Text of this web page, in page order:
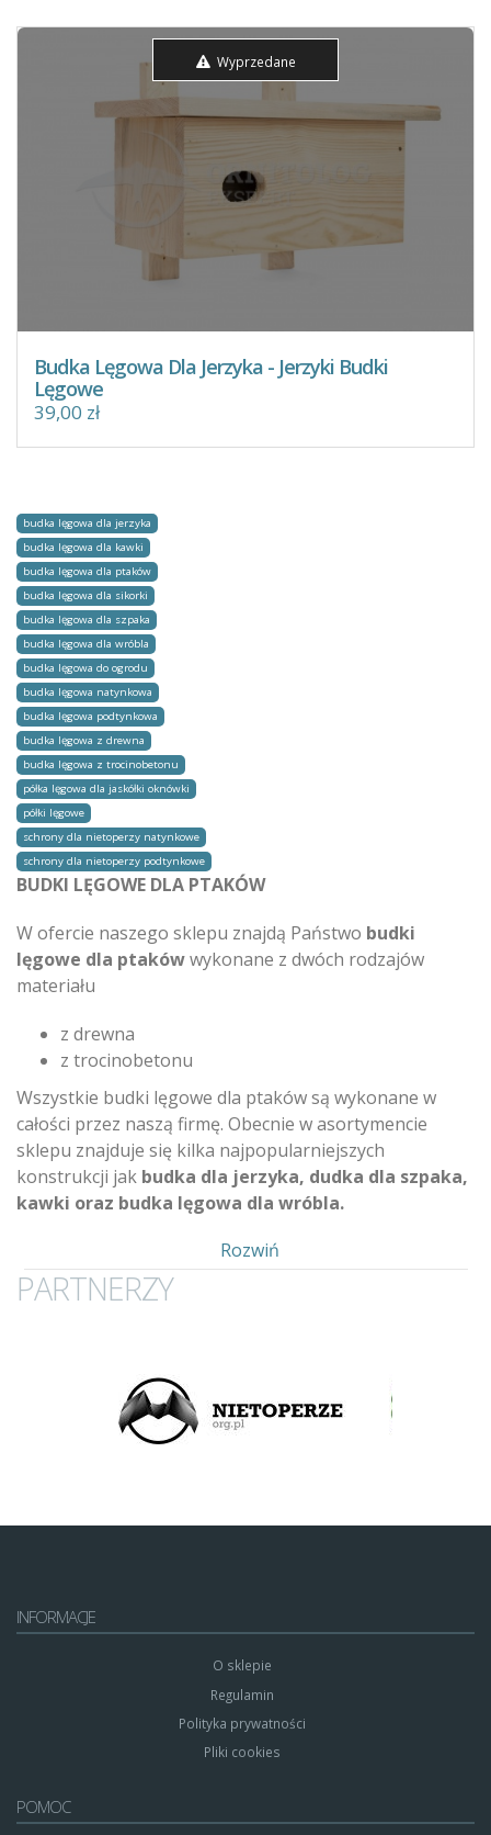
Wyprzedane
Budka Lęgowa Dla Jerzyka - Jerzyki Budki
Lęgowe
39,00 zł
budka lęgowa dla jerzyka
budka lęgowa dla kawki
budka lęgowa dla ptaków
budka lęgowa dla sikorki
budka lęgowa dla szpaka
budka lęgowa dla wróbla
budka lęgowa do ogrodu
budka lęgowa natynkowa
budka lęgowa podtynkowa
budka lęgowa z drewna
budka lęgowa z trocinobetonu
półka lęgowa dla jaskółki oknówki
półki lęgowe
schrony dla nietoperzy natynkowe
schrony dla nietoperzy podtynkowe
BUDKI LĘGOWE DLA PTAKÓW
W ofercie naszego sklepu znajdą Państwo budki
lęgowe dla ptakówwykonane z dwóch rodzajów
materiału
z drewna
z trocinobetonu
Wszystkie budki lęgowe dla ptaków są wykonane w
całości przez naszą firmę. Obecnie w asortymencie
sklepu znajduje się kilka najpopularniejszych
konstrukcji jak budka dla jerzyka, dudka dla szpaka,
kawki oraz budka lęgowa dla wróbla.
Pokaż
Rozwiń
PARTNERZY
INFORMACJE
O sklepie
Regulamin
Polityka prywatności
Pliki cookies
POMOC